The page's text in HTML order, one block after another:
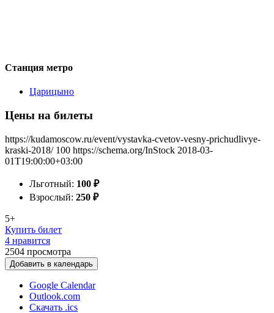
Станция метро
Царицыно
Цены на билеты
https://kudamoscow.ru/event/vystavka-cvetov-vesny-prichudlivye-
kraski-2018/ 100 https://schema.org/InStock 2018-03-
01T19:00:00+03:00
Льготный: 100 ₽
Взрослый: 250 ₽
5+
Купить билет
4 нравится
2504 просмотра
Добавить в календарь
Google Calendar
Outlook.com
Скачать .ics